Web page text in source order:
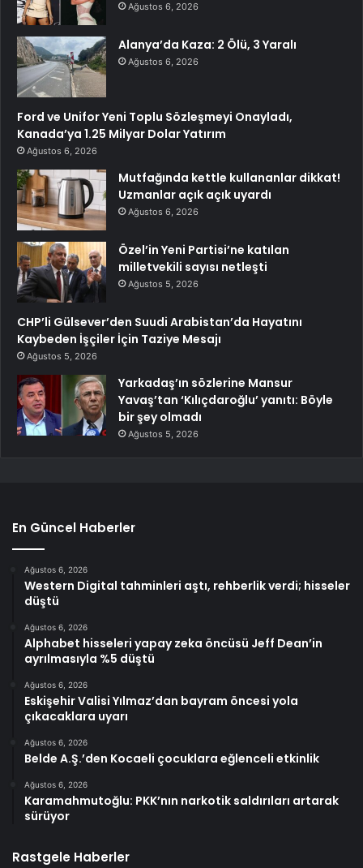
Ağustos 6, 2026
Alanya’da Kaza: 2 Ölü, 3 Yaralı
Ağustos 6, 2026
Ford ve Unifor Yeni Toplu Sözleşmeyi Onayladı,
Kanada’ya 1.25 Milyar Dolar Yatırım
Ağustos 6, 2026
Mutfağında kettle kullananlar dikkat!
Uzmanlar açık açık uyardı
Ağustos 6, 2026
Özel’in Yeni Partisi’ne katılan
milletvekili sayısı netleşti
Ağustos 5, 2026
CHP’li Gülsever’den Suudi Arabistan’da Hayatını
Kaybeden İşçiler İçin Taziye Mesajı
Ağustos 5, 2026
Yarkadaş’ın sözlerine Mansur
Yavaş’tan ‘Kılıçdaroğlu’ yanıtı: Böyle
bir şey olmadı
Ağustos 5, 2026
En Güncel Haberler
Ağustos 6, 2026
Western Digital tahminleri aştı, rehberlik verdi; hisseler
düştü
Ağustos 6, 2026
Alphabet hisseleri yapay zeka öncüsü Jeff Dean’in
ayrılmasıyla %5 düştü
Ağustos 6, 2026
Eskişehir Valisi Yılmaz’dan bayram öncesi yola
çıkacaklara uyarı
Ağustos 6, 2026
Belde A.Ş.’den Kocaeli çocuklara eğlenceli etkinlik
Ağustos 6, 2026
Karamahmutoğlu: PKK’nın narkotik saldırıları artarak
sürüyor
Rastgele Haberler